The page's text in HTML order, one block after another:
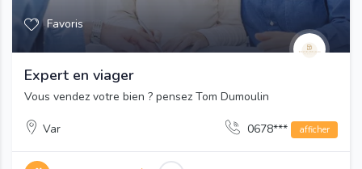
Favoris
Expert en viager
Vous vendez votre bien ? pensez Tom Dumoulin
Var 0678*** afficher